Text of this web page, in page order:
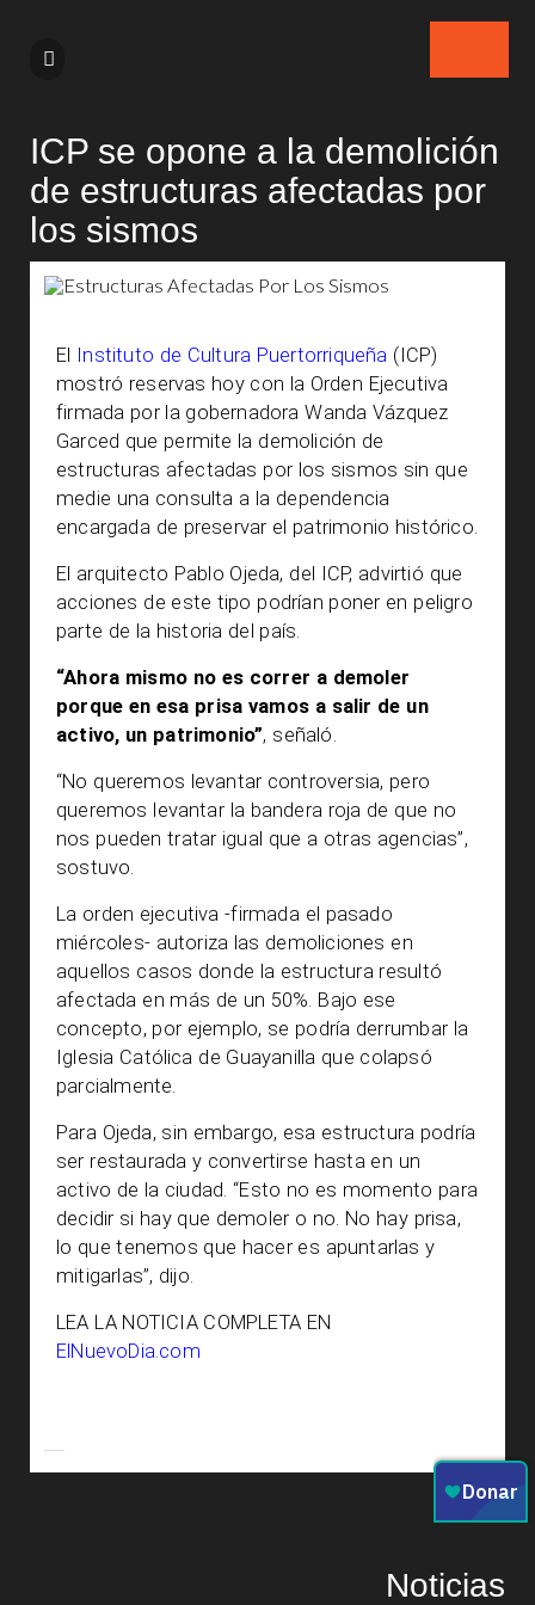
ICP se opone a la demolición
de estructuras afectadas por
los sismos
El Instituto de Cultura Puertorriqueña (ICP)
mostró reservas hoy con la Orden Ejecutiva
firmada por la gobernadora Wanda Vázquez
Garced que permite la demolición de
estructuras afectadas por los sismos sin que
medie una consulta a la dependencia
encargada de preservar el patrimonio histórico.
El arquitecto Pablo Ojeda, del ICP, advirtió que
acciones de este tipo podrían poner en peligro
parte de la historia del país.
“Ahora mismo no es correr a demoler
porque en esa prisa vamos a salir de un
activo, un patrimonio”, señaló.
“No queremos levantar controversia, pero
queremos levantar la bandera roja de que no
nos pueden tratar igual que a otras agencias”,
sostuvo.
La orden ejecutiva -firmada el pasado
miércoles- autoriza las demoliciones en
aquellos casos donde la estructura resultó
afectada en más de un 50%. Bajo ese
concepto, por ejemplo, se podría derrumbar la
Iglesia Católica de Guayanilla que colapsó
parcialmente.
Para Ojeda, sin embargo, esa estructura podría
ser restaurada y convertirse hasta en un
activo de la ciudad. “Esto no es momento para
decidir si hay que demoler o no. No hay prisa,
lo que tenemos que hacer es apuntarlas y
mitigarlas”, dijo.
LEA LA NOTICIA COMPLETA EN
ElNuevoDia.com
Noticias